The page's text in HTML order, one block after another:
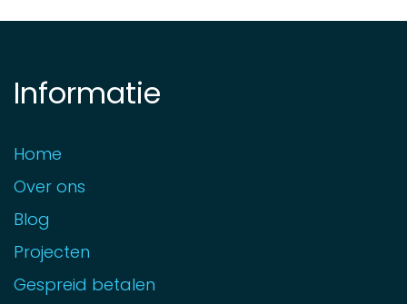
Informatie
Home
Over ons
Blog
Projecten
Gespreid betalen